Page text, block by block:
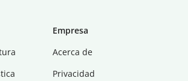
Empresa
Acerca de
Privacidad